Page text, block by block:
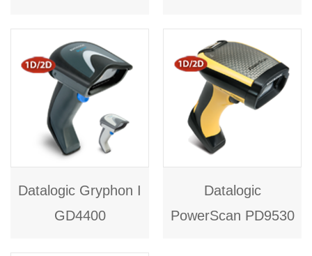
Datalogic Gryphon I
GD4400
Datalogic
PowerScan PD9530